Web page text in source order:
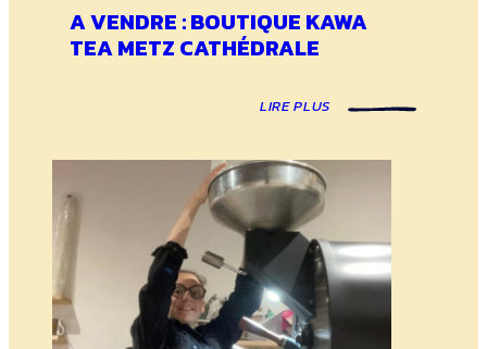
A VENDRE : BOUTIQUE KAWA
TEA METZ CATHÉDRALE
LIRE PLUS